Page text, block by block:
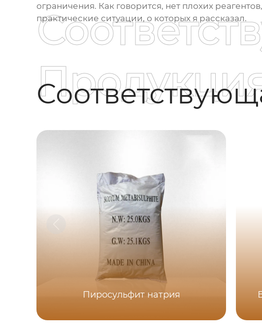
ограничения. Как говорится, нет плохих
практические ситуации, о которых я рассказал.
Пиросульфит натрия